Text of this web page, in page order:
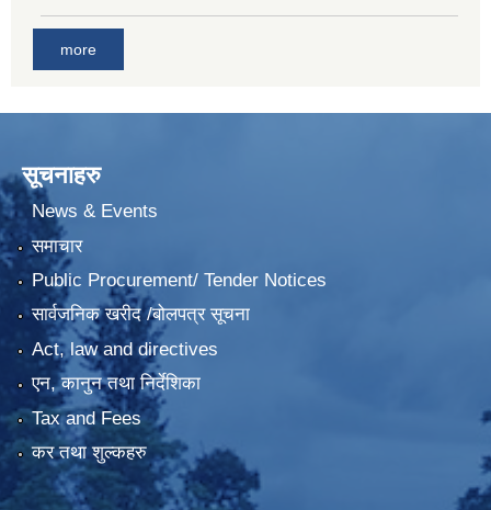
more
सूचनाहरु
News & Events
समाचार
Public Procurement/ Tender Notices
सार्वजनिक खरीद /बोलपत्र सूचना
Act, law and directives
एन, कानुन तथा निर्देशिका
Tax and Fees
कर तथा शुल्कहरु